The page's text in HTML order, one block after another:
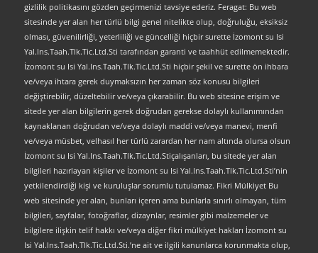
gizlilik politikasını gözden geçirmenizi tavsiye ederiz. Feragat: Bu web
sitesinde yer alan her türlü bilgi genel nitelikte olup, doğruluğu, eksiksiz
olması, güvenilirliği, yeterliliği ve güncelliği hiçbir surette İzomont su Isi
Yal.Ins.Taah.Tlk.Tic.Ltd.Sti tarafından garanti ve taahhüt edilmemektedir.
İzomont su Isi Yal.Ins.Taah.Tlk.Tic.Ltd.Sti hiçbir şekil ve surette ön ihbara
ve/veya ihtara gerek duymaksızın her zaman söz konusu bilgileri
değiştirebilir, düzeltebilir ve/veya çıkarabilir. Bu web sitesine erişim ve
sitede yer alan bilgilerin gerek doğrudan gerekse dolaylı kullanımından
kaynaklanan doğrudan ve/veya dolaylı maddi ve/veya manevi, menfi
ve/veya müsbet, velhasıl her türlü zarardan her nam altında olursa olsun
İzomont su Isi Yal.Ins.Taah.Tlk.Tic.Ltd.Stiçalışanları, bu sitede yer alan
bilgileri hazırlayan kişiler ve İzomont su Isi Yal.Ins.Taah.Tlk.Tic.Ltd.Sti’nin
yetkilendirdiği kişi ve kuruluşlar sorumlu tutulamaz. Fikri Mülkiyet Bu
web sitesinde yer alan, bunları içeren ama bunlarla sınırlı olmayan, tüm
bilgileri, sayfalar, fotoğraflar, dizaynlar, resimler gibi malzemeler ve
bilgilere ilişkin telif hakkı ve/veya diğer fikri mülkiyet hakları İzomont su
Isi Yal.Ins.Taah.Tlk.Tic.Ltd.Sti.’ne ait ve ilgili kanunlarca korunmakta olup,